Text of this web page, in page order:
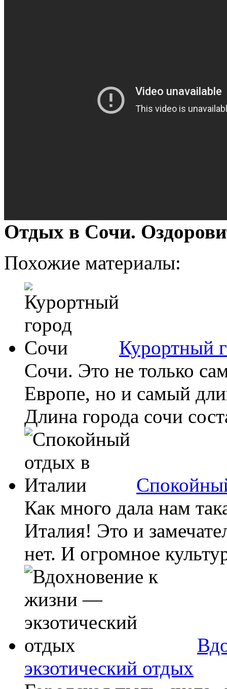
Отдых в Сочи.
Похожие материалы:
Курортный
Сочи. Это не только
Европе, но и самый
Длина города сочи
Как много дала нам
Италия! Это и
нет. И огромное
экзотический отдых